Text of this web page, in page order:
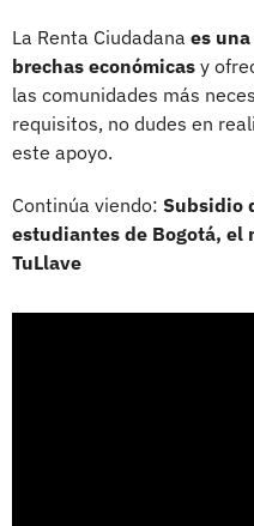
La Renta Ciudadana es
brechas económicas y
las comunidades más
requisitos, no dudes en
este apoyo.
Continúa viendo: Subsidio
estudiantes de Bogotá, el
TuLlave